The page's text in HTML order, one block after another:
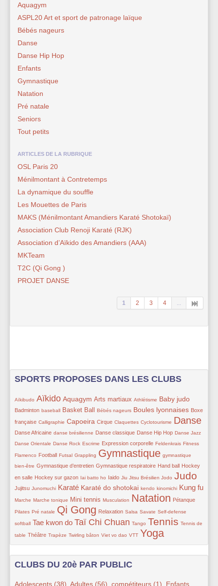
Aquagym
ASPL20 Art et sport de patronage laïque
Bébés nageurs
Danse
Danse Hip Hop
Enfants
Gymnastique
Natation
Pré natale
Seniors
Tout petits
ARTICLES DE LA RUBRIQUE
OSL Paris 20
Ménilmontant à Contretemps
La dynamique du souffle
Les Mouettes de Paris
MAKS (Ménilmontant Amandiers Karaté Shotokaï)
Association Club Renoji Karaté (RJK)
Association d’Aïkido des Amandiers (AAA)
MKTeam
T2C (Qi Gong )
PROJET DANSE
1 2 3 4
SPORTS PROPOSES DANS LES CLUBS
12/316
Aïkibudo
233/316Aïkido
153/316 Aquagym
131/316 Arts martiaux
33/316 Athlétisme
149/316 Baby judo
95/316
Badminton
45/316 baseball
118/316 Basket Ball
55/316 Bébés nageurs
143/316 Boules lyonnaises
69/316
Boxe
française
51/316 Calligraphie
142/316 Capoeira
101/316 Cirque
43/316 Claquettes
43/316 Cyclotourisme
258/316 Danse
107/316
Danse Africaine
64/316 danse brésilienne
70/316 Danse classique
98/316 Danse Hip Hop
43/316 Danse Jazz
43/316
Danse Orientale
43/316 Danse Rock
42/316 Escrime
70/316 Expression corporelle
26/316 Feldenkrais
17/316 Fitness
43/316
Flamenco
108/316Football
49/316 Futsal
40/316 Grappling
299/316 Gymnastique
59/316
gymnastique
bien-être
70/316 Gymnastique d’entretien
96/316 Gymnastique respiratoire
101/316 Hand ball
100/316
Hockey
en salle
100/316Hockey sur gazon
25/316 Iai batto ho
88/316 Iaido
40/316 Jiu Jitsu Brésilien
10/316 Jodo
285/316 Judo
77/316
Jujitsu
51/316Junomuchi
179/316 Karaté
146/316 Karaté do shotokai
51/316 kendo
51/316 kinomichi
179/316 Kung fu
43/316
Marche
59/316Marche tonique
137/316 Mini tennis
27/316 Musculation
307/316 Natation
92/316 Pétanque
53/316
Pilates
55/316Pré natale
316/316 Qi Gong
79/316 Relaxation
43/316 Salsa
25/316 Savate
45/316 Self-defense
45/316
softball
176/316Tae kwon do
249/316 Taï Chi Chuan
43/316 Tango
284/316 Tennis
40/316 Tennis de
table
70/316Théâtre
17/316 Trapèze
60/316 Twirling bâton
37/316 Viet vo dao
43/316 VTT
315/316 Yoga
CLUBS DU 20è PAR PUBLIC
Adolescents (38) Adultes (56) compétiteurs (1) Enfants